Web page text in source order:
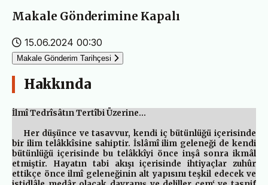
Makale Gönderimine Kapalı
15.06.2024 00:30
Makale Gönderim Tarihçesi
Hakkında
İlmî Tedrîsâtın Tertîbi Üzerine…
Her düşünce ve tasavvur, kendi iç bütünlüğü içerisinde
bir ilim telâkkîsine sahiptir. İslâmî ilim geleneği de kendi
bütünlüğü içerisinde bu telâkkîyi önce inşâ sonra ikmâl
etmiştir. Hayatın tabi akışı içerisinde ihtiyaçlar zuhûr
ettikçe önce ilmî geleneğinin alt yapısını teşkil edecek ve